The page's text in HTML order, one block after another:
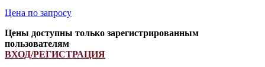
Цена по запросу
Цены доступны только зарегистрированным
пользователям
ВХОД/РЕГИСТРАЦИЯ